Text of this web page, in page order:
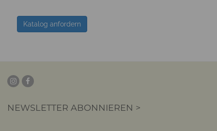
Katalog anfordern
NEWSLETTER ABONNIEREN >